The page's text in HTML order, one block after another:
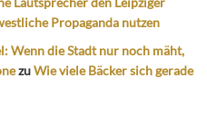
Propaganda nutzen
Wenn die Stadt nur noch mäht,
zuWie viele Bäcker sich gerade